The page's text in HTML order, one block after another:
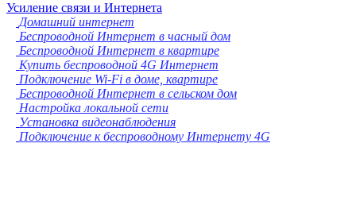
Усиление связи и Интернета
Домашний интернет
Беспроводной Интернет в часный дом
Беспроводной Интернет в квартире
Купить беспроводной 4G Интернет
Подключение Wi-Fi в доме, квартире
Беспроводной Интернет в сельском дом
Настройка локальной сети
Установка видеонаблюдения
Подключение к беспроводному Интернету 4G